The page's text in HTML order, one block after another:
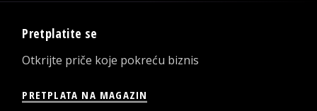
Pretplatite se
Otkrijte priče koje pokreću biznis
PRETPLATA NA MAGAZIN